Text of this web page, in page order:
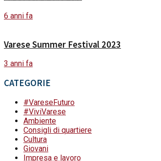
6 anni fa
Varese Summer Festival 2023
3 anni fa
CATEGORIE
#VareseFuturo
#ViviVarese
Ambiente
Consigli di quartiere
Cultura
Giovani
Impresa e lavoro